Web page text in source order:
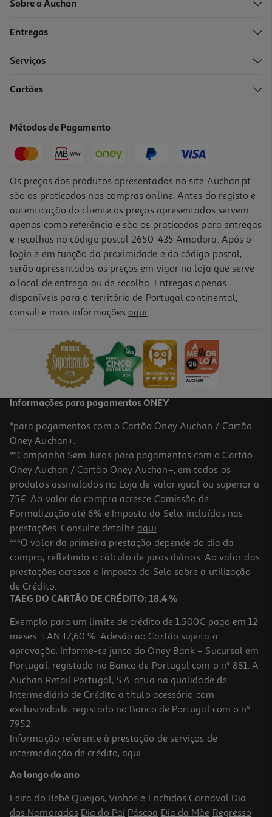
Champô Klorane Cidra 200ml
12,90 €
Champô Biorga Ecophane Soft 2x500 -50% 2ªun
38.32 €/un
38,32 €
-25%
Champo Soflow Baixa Porosidade- Volume 400ml
12.73 €/Lt
5,09 €
Promoção
Sobre a Auchan
Entregas
Serviços
Cartões
Métodos de Pagamento
Os preços dos produtos apresentados no site Auchan.pt
são os praticados nas compras online. Antes do registo e
autenticação do cliente os preços apresentados servem
apenas como referência e são os praticados para entregas
e recolhas no código postal 2650-435 Amadora. Após o
login e em função da proximidade e do código postal,
serão apresentados os preços em vigor na loja que serve
o local de entrega ou de recolha. Entregas apenas
disponíveis para o território de Portugal continental,
consulte mais informações aqui.
Informações para pagamentos ONEY
*para pagamentos com o Cartão Oney Auchan / Cartão
Oney Auchan+.
**Campanha Sem Juros para pagamentos com o Cartão
Oney Auchan / Cartão Oney Auchan+, em todos os
produtos assinalados na Loja de valor igual ou superior a
75€. Ao valor da compra acresce Comissão de
Formalização até 6% e Imposto do Selo, incluídos nas
prestações. Consulte detalhe aqui.
***O valor da primeira prestação depende do dia da
compra, refletindo o cálculo de juros diários. Ao valor das
prestações acresce o Imposto do Selo sobre a utilização
de Crédito.
TAEG DO CARTÃO DE CRÉDITO: 18,4 %
Exemplo para um limite de crédito de 1.500€ pago em 12
meses. TAN 17,60 %. Adesão ao Cartão sujeita a
aprovação. Informe-se junto do Oney Bank – Sucursal em
Portugal, registado no Banco de Portugal com o nº 881. A
Auchan Retail Portugal, S.A. atua na qualidade de
Intermediário de Crédito a título acessório com
exclusividade, registado no Banco de Portugal com o nº
7952.
Informação referente à prestação de serviços de
intermediação de crédito, aqui.
Ao longo do ano
Feira do Bebé Queijos, Vinhos e Enchidos Carnaval Dia
dos Namorados Dia do Pai Páscoa Dia da Mãe Regresso